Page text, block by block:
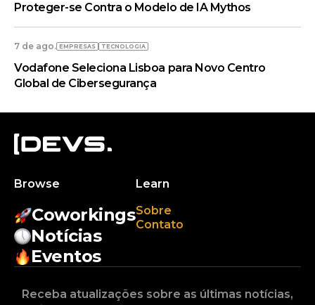
Proteger-se Contra o Modelo de IA Mythos
7 de ago. EMPRESAS TECNOLOGIA
Vodafone Seleciona Lisboa para Novo Centro
Global de Cibersegurança
Browse
Coworkings
Notícias
Eventos
Learn
Sobre
Contato
Receba atualizações sobre as últimas notícias,